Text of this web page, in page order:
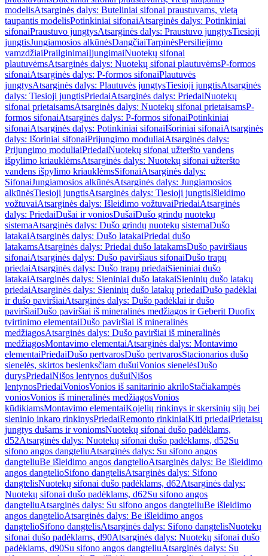
modelisAtsarginės dalys: Buteliniai sifonai praustuvams, vietą
taupantis modelisPotinkiniai sifonaiAtsarginės dalys: Potinkiniai
sifonaiPraustuvo jungtysAtsarginės dalys: Praustuvo jungtysTiesioji
jungtisJungiamosios alkūnėsDangčiaiTarpinėsPersiliejimo
vamzdžiaiPrailginimaiĮjungimaiNuotekų sifonai
plautuvėmsAtsarginės dalys: Nuotekų sifonai plautuvėmsP-formos
sifonaiAtsarginės dalys: P-formos sifonaiPlautuvės
jungtysAtsarginės dalys: Plautuvės jungtysTiesioji jungtisAtsarginės
dalys: Tiesioji jungtisPriedaiAtsarginės dalys: PriedaiNuotekų
sifonai prietaisamsAtsarginės dalys: Nuotekų sifonai prietaisamsP-
formos sifonaiAtsarginės dalys: P-formos sifonaiPotinkiniai
sifonaiAtsarginės dalys: Potinkiniai sifonaiIšoriniai sifonaiAtsarginės
dalys: Išoriniai sifonaiPrijungimo moduliaiAtsarginės dalys:
Prijungimo moduliaiPriedaiNuotekų sifonai užteršto vandens
išpylimo kriauklėmsAtsarginės dalys: Nuotekų sifonai užteršto
vandens išpylimo kriauklėmsSifonaiAtsarginės dalys:
SifonaiJungiamosios alkūnėsAtsarginės dalys: Jungiamosios
alkūnėsTiesioji jungtisAtsarginės dalys: Tiesioji jungtisIšleidimo
vožtuvaiAtsarginės dalys: Išleidimo vožtuvaiPriedaiAtsarginės
dalys: PriedaiDušai ir voniosDušaiDušo grindų nuotekų
sistemaAtsarginės dalys: Dušo grindų nuotekų sistemaDušo
latakaiAtsarginės dalys: Dušo latakaiPriedai dušo
latakamsAtsarginės dalys: Priedai dušo latakamsDušo paviršiaus
sifonaiAtsarginės dalys: Dušo paviršiaus sifonaiDušo trapų
priedaiAtsarginės dalys: Dušo trapų priedaiSieniniai dušo
latakaiAtsarginės dalys: Sieniniai dušo latakaiSieninių dušo latakų
priedaiAtsarginės dalys: Sieninių dušo latakų priedaiDušo padėklai
ir dušo paviršiaiAtsarginės dalys: Dušo padėklai ir dušo
paviršiaiDušo paviršiai iš mineralinės medžiagos ir Geberit Duofix
tvirtinimo elementaiDušo paviršiai iš mineralinės
medžiagosAtsarginės dalys: Dušo paviršiai iš mineralinės
medžiagosMontavimo elementaiAtsarginės dalys: Montavimo
elementaiPriedaiDušo pertvarosDušo pertvarosStacionarios dušo
sienelės, skirtos beslenksčiam dušuiVonios sienelėsDušo
durysPriedaiNišos lentynos dušuiNišos
lentynosPriedaiVoniosVonios iš sanitarinio akriloStačiakampės
voniosVonios iš mineralinės medžiagosVonios
kūdikiamsMontavimo elementaiKojelių rinkinys ir skersinių sijų bei
sieninio inkaro rinkinysPriedaiRemonto rinkiniaiKiti priedaiPrietaisų
jungtys dušams ir voniomsNuotekų sifonai dušo padėklams,
d52Atsarginės dalys: Nuotekų sifonai dušo padėklams, d52Su
sifono angos dangteliuAtsarginės dalys: Su sifono angos
dangteliuBe išleidimo angos dangtelioAtsarginės dalys: Be išleidimo
angos dangtelioSifono dangtelisAtsarginės dalys: Sifono
dangtelisNuotekų sifonai dušo padėklams, d62Atsarginės dalys:
Nuotekų sifonai dušo padėklams, d62Su sifono angos
dangteliuAtsarginės dalys: Su sifono angos dangteliuBe išleidimo
angos dangtelioAtsarginės dalys: Be išleidimo angos
dangtelioSifono dangtelisAtsarginės dalys: Sifono dangtelisNuotekų
sifonai dušo padėklams, d90Atsarginės dalys: Nuotekų sifonai dušo
padėklams, d90Su sifono angos dangteliuAtsarginės dalys: Su